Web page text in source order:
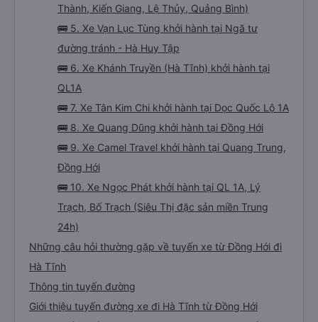
Thành, Kiến Giang, Lệ Thủy, Quảng Bình)
🚌 5. Xe Vạn Lục Tùng khởi hành tại Ngã tư
đường tránh - Hà Huy Tập
🚌 6. Xe Khánh Truyền (Hà Tĩnh) khởi hành tại
QL1A
🚌 7. Xe Tân Kim Chi khởi hành tại Dọc Quốc Lộ 1A
🚌 8. Xe Quang Dũng khởi hành tại Đồng Hới
🚌 9. Xe Camel Travel khởi hành tại Quang Trung,
Đồng Hới
🚌 10. Xe Ngọc Phát khởi hành tại QL 1A, Lý
Trạch, Bố Trạch (Siêu Thị đặc sản miền Trung
24h)
Những câu hỏi thường gặp về tuyến xe từ Đồng Hới đi
Hà Tĩnh
Thông tin tuyến đường
Giới thiệu tuyến đường xe đi Hà Tĩnh từ Đồng Hới